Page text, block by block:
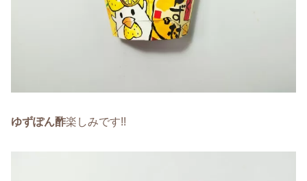
ゆずぽん酢楽しみです!!